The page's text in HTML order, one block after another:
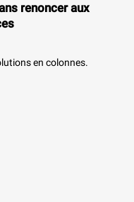
renoncer aux
en colonnes.